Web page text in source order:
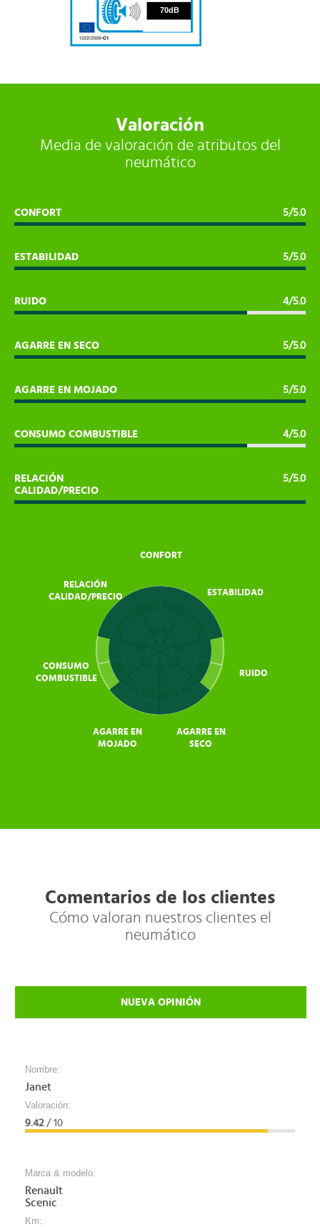
70
70dB
Valoración
Media de valoración de atributos del
neumático
CONFORT 5/5.0
ESTABILIDAD 5/5.0
RUIDO 4/5.0
AGARRE EN SECO 5/5.0
AGARRE EN MOJADO 5/5.0
CONSUMO COMBUSTIBLE 4/5.0
RELACIÓN
CALIDAD/PRECIO
5/5.0
CONFORT
ESTABILIDAD
RUIDO
AGARRE EN
SECO
AGARRE EN
MOJADO
CONSUMO
COMBUSTIBLE
RELACIÓN
CALIDAD/PRECIO
Comentarios de los clientes
Cómo valoran nuestros clientes el
neumático
NUEVA OPINIÓN
Nombre:
Janet
Valoración:
9.42/ 10
Marca & modelo:
Renault
Scenic
Km: